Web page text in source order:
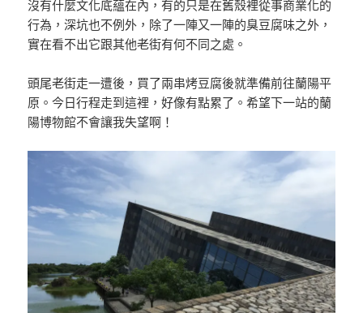
沒有什麼文化底蘊在內，有的只是在舊殼裡從事商業化的
行為，深坑也不例外，除了一陣又一陣的臭豆腐味之外，
實在看不出它跟其他老街有何不同之處。
頭尾老街走一遭後，買了兩串烤豆腐後就準備前往蘭陽平
原。今日行程走到這裡，好像有點累了。希望下一站的蘭
陽博物館不會讓我失望啊！